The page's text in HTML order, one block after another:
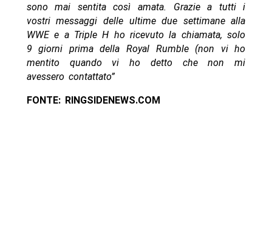
sono mai sentita così amata. Grazie a tutti i
vostri messaggi delle ultime due settimane alla
WWE e a Triple H ho ricevuto la chiamata, solo
9 giorni prima della Royal Rumble (non vi ho
mentito quando vi ho detto che non mi
avessero contattato”
FONTE: RINGSIDENEWS.COM